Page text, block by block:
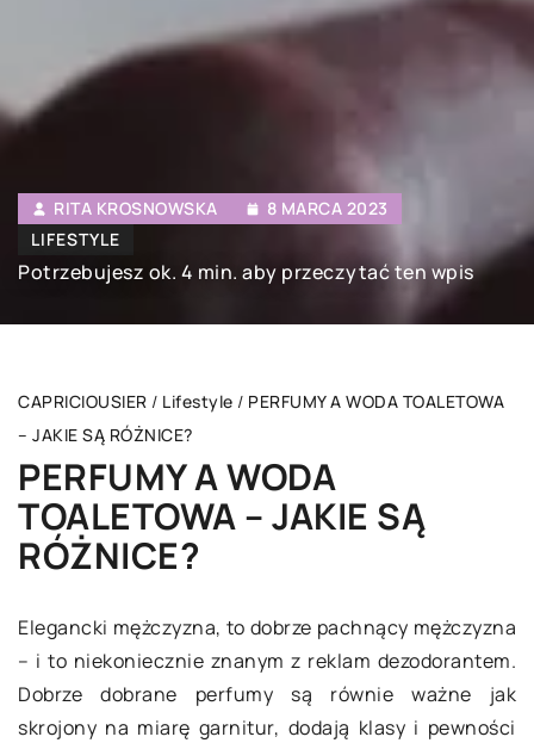
RITA KROSNOWSKA
8 MARCA 2023
LIFESTYLE
Potrzebujesz ok. 4 min. aby przeczytać ten wpis
CAPRICIOUSIER / Lifestyle / PERFUMY A WODA TOALETOWA
– JAKIE SĄ RÓŻNICE?
PERFUMY A WODA
TOALETOWA – JAKIE SĄ
RÓŻNICE?
Elegancki mężczyzna, to dobrze pachnący mężczyzna
– i to niekoniecznie znanym z reklam dezodorantem.
Dobrze dobrane perfumy są równie ważne jak
skrojony na miarę garnitur, dodają klasy i pewności